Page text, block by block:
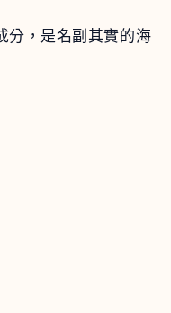
分，是名副其實的海